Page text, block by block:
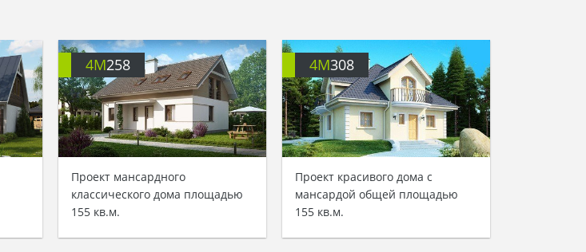
4M258
Проект мансардного
классического дома площадью
155 кв.м.
4M308
Проект красивого дома с
мансардой общей площадью
155 кв.м.